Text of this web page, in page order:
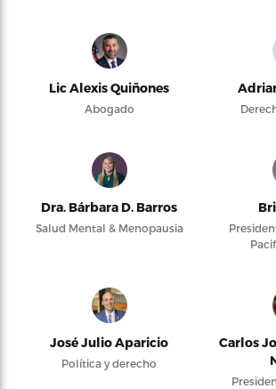
Lic Alexis Quiñones
Abogado
Dra. Bárbara D. Barros
Salud Mental & Menopausia
José Julio Aparicio
Política y derecho
Carlos